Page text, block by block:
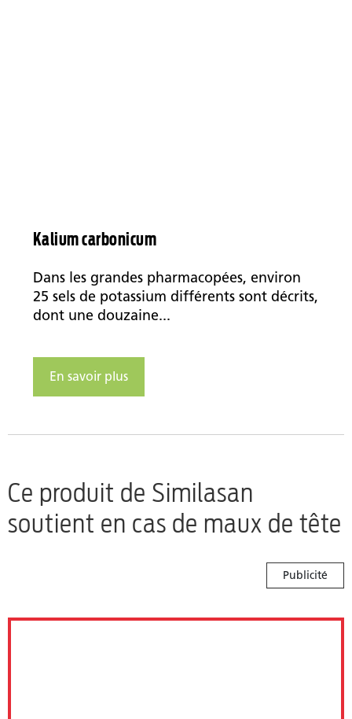
Kalium carbonicum
Dans les grandes pharmacopées, environ
25 sels de potassium différents sont décrits,
dont une douzaine...
En savoir plus
Ce produit de Similasan
soutient en cas de maux de tête
Publicité